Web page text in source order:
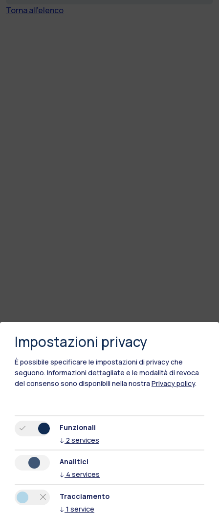
Torna all'elenco
Polimi Community
Tutti i siti dell’ecosistema
Impostazioni privacy
È possibile specificare le impostazioni di privacy che
seguono. Informazioni dettagliate e le modalità di revoca
del consenso sono disponibili nella nostra Privacy policy.
Funzionali
↓ 2 services
Analitici
↓ 4 services
Tracciamento
↓ 1 service